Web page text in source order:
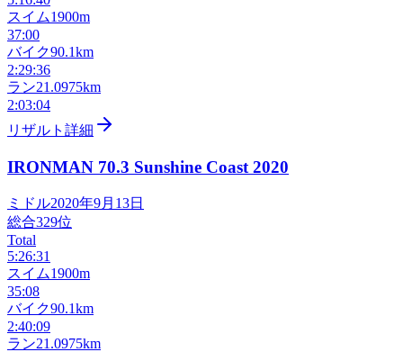
スイム1900m
37:00
バイク90.1km
2:29:36
ラン21.0975km
2:03:04
リザルト詳細
IRONMAN 70.3 Sunshine Coast 2020
ミドル2020年9月13日
総合329位
Total
5:26:31
スイム1900m
35:08
バイク90.1km
2:40:09
ラン21.0975km